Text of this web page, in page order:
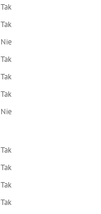
Tak
Tak
Nie
Tak
Tak
Tak
Nie
Tak
Tak
Tak
Tak